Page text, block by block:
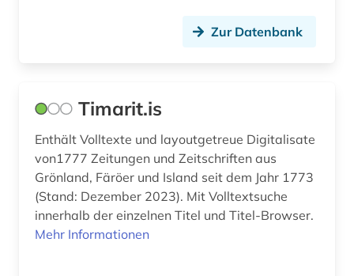
schwedisch (1)
skaldendichtung (1)
skandinavien (2)
spanisch (1)
Schweden (5)
Serbien (1)
Skandinavien (4)
Spanien (1)
USA (1)
Zur Datenbank
Timarit.is
Enthält Volltexte und layoutgetreue Digitalisate
von1777 Zeitungen und Zeitschriften aus
Grönland, Färöer und Island seit dem Jahr 1773
(Stand: Dezember 2023). Mit Volltextsuche
innerhalb der einzelnen Titel und Titel-Browser.
Mehr Informationen